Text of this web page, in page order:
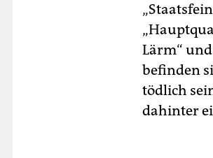
Lärm“
befinden
tödlich
dahinter